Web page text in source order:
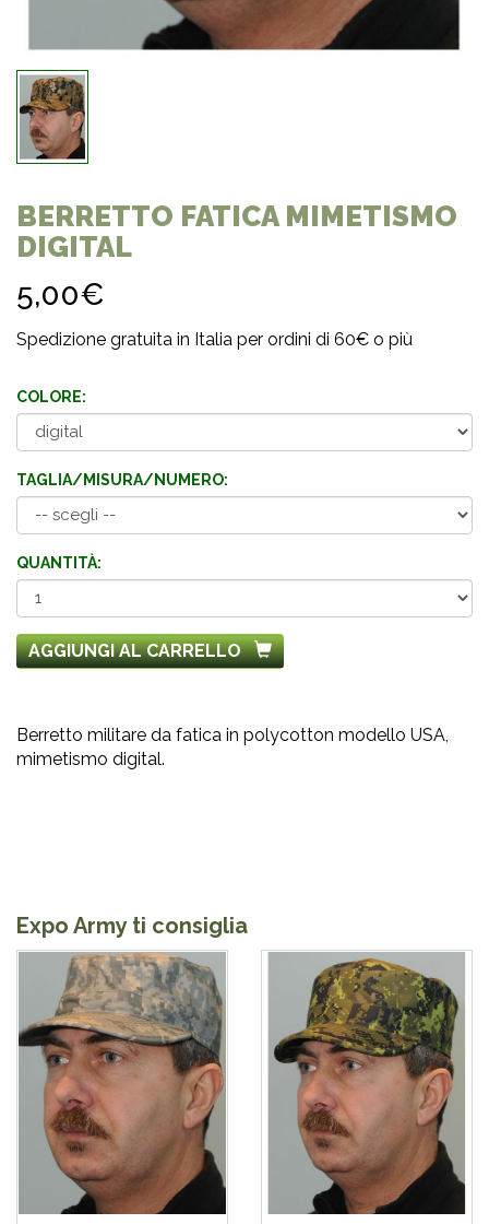
BERRETTO FATICA MIMETISMO
DIGITAL
5,00€
Spedizione gratuita in Italia per ordini di 60€ o più
COLORE:
TAGLIA/MISURA/NUMERO:
QUANTITÀ:
AGGIUNGI AL CARRELLO
Berretto militare da fatica in polycotton modello USA,
mimetismo digital.
Expo Army ti consiglia